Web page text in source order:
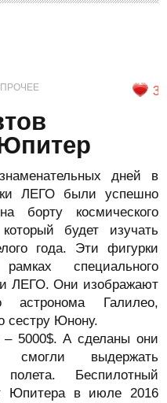
3
дней в
ЛЕГО были успешно
борту космического
будет изучать
года. Эти фигурки
специального
ЛЕГО. Они изображают
астронома Галилео,
сестру Юнону.
– 5000$. А сделаны они
выдержать
Беспилотный
Юпитера в июле 2016